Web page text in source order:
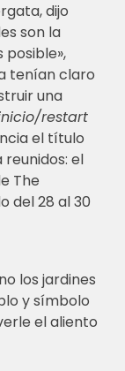
dijo
son la
posible»,
tenían claro
una
restart
el título
el
The
del 28 al 30
los jardines
y símbolo
el aliento